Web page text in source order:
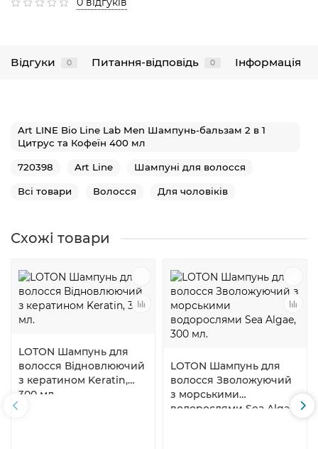
Відгуки 0 Питання-відповідь 0 Інформація
Art LINE Bio Line Lab Men Шампунь-бальзам 2 в 1
Цитрус та Кофеїн 400 мл
720398 Art Line Шампуні для волосся
Всі товари Волосся Для чоловіків
Схожі товари
LOTON Шампунь для
волосся Відновлюючий
з кератином Keratin,
300 мл.
LOTON Шампунь для
волосся Зволожуючий
з морськими
водорослями Sea Algae,